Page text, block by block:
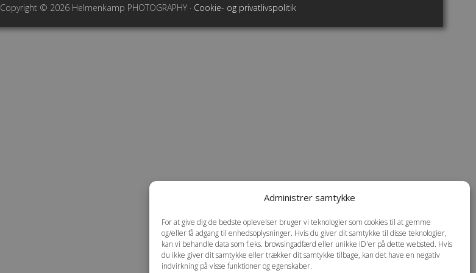
Administrer samtykke
For at give dig de bedste oplevelser bruger vi teknologier som cookies til at gemme
og/eller få adgang til enhedsoplysninger. Hvis du giver dit samtykke til disse teknologier,
kan vi behandle data som f.eks. browsingadfærd eller unikke ID'er på dette websted. Hvis
du ikke giver dit samtykke eller trækker dit samtykke tilbage, kan det have en negativ
indvirkning på visse funktioner og egenskaber.
Copyright © 2026 Helmenkamp PHOTOGRAPHY · Cookie- og privatlivspolitik